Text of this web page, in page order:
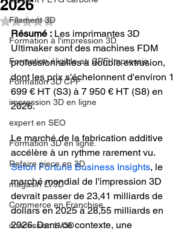
Filament 3D
Formation à l'impression 3D.
Formation éligible au CPF Impressio
Formation 3D CPF
impression 3D en ligne
expert en SEO
Formation 3D en ligne.
Refaire piece en 3D
magasin LV3D
Commerce en Franchise
concession LV3D
2026
Noté NaN étoiles sur 5.
Résumé : Les imprimantes 3D
Ultimaker sont des machines FDM
professionnelles à double extrusion,
dont les prix s'échelonnent d'environ 1
699 € HT (S3) à 7 950 € HT (S8) en
2026.
Le marché de la fabrication additive
accélère à un rythme rarement vu.
Selon Fortune Business Insights, le
marché mondial de l'impression 3D
devrait passer de 23,41 milliards de
dollars en 2025 à 28,55 milliards en
2026. Dans ce contexte, une